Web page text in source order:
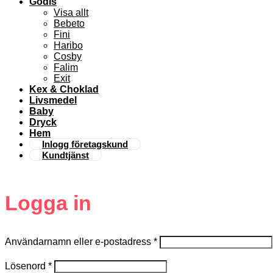
Visa allt
Bebeto
Fini
Haribo
Cosby
Falim
Exit
Kex & Choklad
Livsmedel
Baby
Dryck
Hem
Inlogg företagskund
Kundtjänst
Logga in
Användarnamn eller e-postadress *
Lösenord *